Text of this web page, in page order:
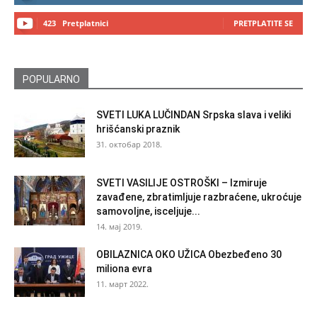
423 Pretplatnici PRETPLATITE SE
POPULARNO
SVETI LUKA LUČINDAN Srpska slava i veliki
hrišćanski praznik
31. октобар 2018.
SVETI VASILIJE OSTROŠKI – Izmiruje
zavađene, zbratimljuje razbraćene, ukroćuje
samovoljne, isceljuje...
14. мај 2019.
OBILAZNICA OKO UŽICA Obezbeđeno 30
miliona evra
11. март 2022.